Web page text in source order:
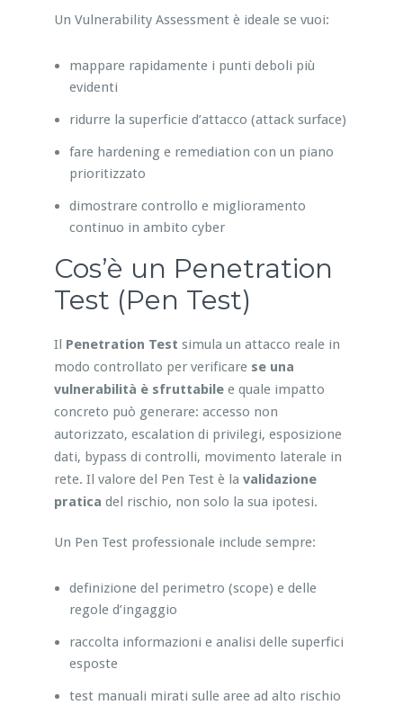
Un Vulnerability Assessment è ideale se vuoi:
mappare rapidamente i punti deboli più
evidenti
ridurre la superficie d’attacco (attack surface)
fare hardening e remediation con un piano
prioritizzato
dimostrare controllo e miglioramento
continuo in ambito cyber
Cos’è un Penetration
Test (Pen Test)
Il Penetration Test simula un attacco reale in
modo controllato per verificare se una
vulnerabilità è sfruttabilee quale impatto
concreto può generare: accesso non
autorizzato, escalation di privilegi, esposizione
dati, bypass di controlli, movimento laterale in
rete. Il valore del Pen Test è la validazione
pratica del rischio, non solo la sua ipotesi.
Un Pen Test professionale include sempre:
definizione del perimetro (scope) e delle
regole d’ingaggio
raccolta informazioni e analisi delle superfici
esposte
test manuali mirati sulle aree ad alto rischio